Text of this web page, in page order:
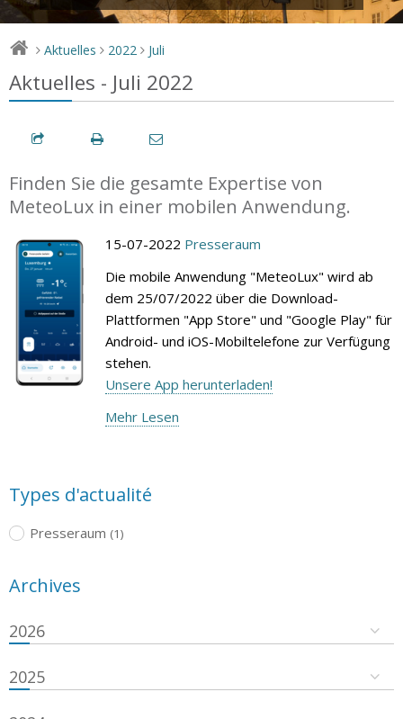
> Aktuelles > 2022 > Juli
Aktuelles - Juli 2022
Finden Sie die gesamte Expertise von
MeteoLux in einer mobilen Anwendung.
15-07-2022 Presseraum
Die mobile Anwendung "MeteoLux" wird ab
dem 25/07/2022 über die Download-
Plattformen "App Store" und "Google Play" für
Android- und iOS-Mobiltelefone zur Verfügung
stehen.
Unsere App herunterladen!
Mehr Lesen
Types d'actualité
Presseraum (1)
Archives
2026
2025